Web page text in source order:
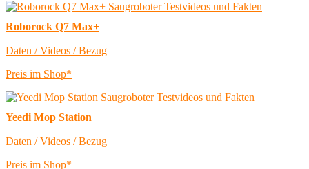
Roborock Q7 Max+
Daten / Videos / Bezug
Preis im Shop*
Yeedi Mop Station
Daten / Videos / Bezug
Preis im Shop*